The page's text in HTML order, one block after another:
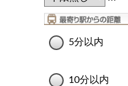
5分以内
10分以内